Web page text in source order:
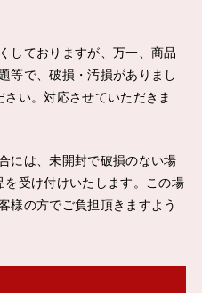
しておりますが、万一、商品
等で、破損・汚損がありまし
い。対応させていただきま
には、未開封で破損のない場
受け付けいたします。この場
様の方でご負担頂きますよう